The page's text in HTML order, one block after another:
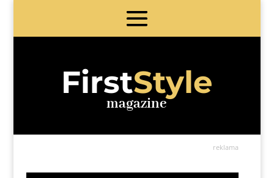
FirstStyle
magazine
reklama